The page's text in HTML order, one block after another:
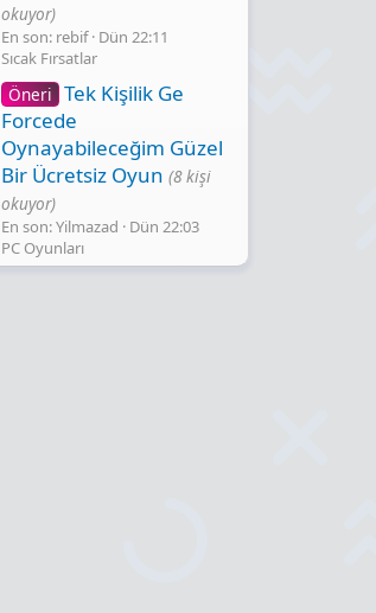
okuyor)
En son: rebif Dün 22:11
Sıcak Fırsatlar
Öneri Tek Kişilik Ge
Forcede
Oynayabileceğim Güzel
Bir Ücretsiz Oyun (8 kişi
okuyor)
En son: Yilmazad
Dün 22:03
PC Oyunları